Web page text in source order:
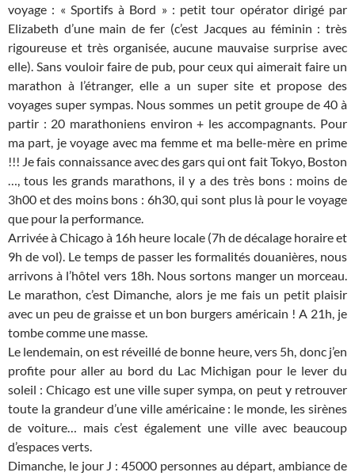
voyage : « Sportifs à Bord » : petit tour opérator dirigé par
Elizabeth d’une main de fer (c’est Jacques au féminin : très
rigoureuse et très organisée, aucune mauvaise surprise avec
elle). Sans vouloir faire de pub, pour ceux qui aimerait faire un
marathon à l’étranger, elle a un super site et propose des
voyages super sympas. Nous sommes un petit groupe de 40 à
partir : 20 marathoniens environ + les accompagnants. Pour
ma part, je voyage avec ma femme et ma belle-mère en prime
!!! Je fais connaissance avec des gars qui ont fait Tokyo, Boston
…, tous les grands marathons, il y a des très bons : moins de
3h00 et des moins bons : 6h30, qui sont plus là pour le voyage
que pour la performance.
Arrivée à Chicago à 16h heure locale (7h de décalage horaire et
9h de vol). Le temps de passer les formalités douanières, nous
arrivons à l’hôtel vers 18h. Nous sortons manger un morceau.
Le marathon, c’est Dimanche, alors je me fais un petit plaisir
avec un peu de graisse et un bon burgers américain ! A 21h, je
tombe comme une masse.
Le lendemain, on est réveillé de bonne heure, vers 5h, donc j’en
profite pour aller au bord du Lac Michigan pour le lever du
soleil : Chicago est une ville super sympa, on peut y retrouver
toute la grandeur d’une ville américaine : le monde, les sirènes
de voiture… mais c’est également une ville avec beaucoup
d’espaces verts.
Dimanche, le jour J : 45000 personnes au départ,ambiance de